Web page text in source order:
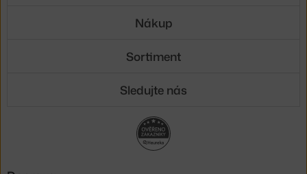
Nákup
Sortiment
Sledujte nás